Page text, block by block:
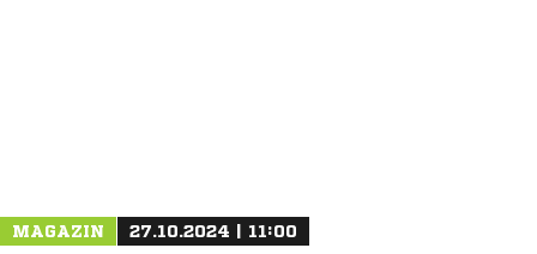
MAGAZIN 27.10.2024 | 11:00